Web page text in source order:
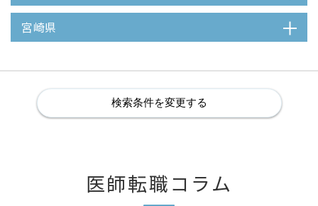
宮崎県
検索条件を変更する
医師転職コラム